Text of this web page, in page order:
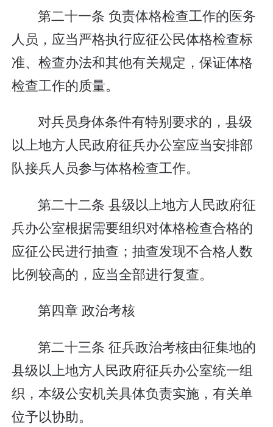
第二十一条 负责体格检查工作的医务
人员，应当严格执行应征公民体格检查标
准、检查办法和其他有关规定，保证体格
检查工作的质量。
对兵员身体条件有特别要求的，县级
以上地方人民政府征兵办公室应当安排部
队接兵人员参与体格检查工作。
第二十二条 县级以上地方人民政府征
兵办公室根据需要组织对体格检查合格的
应征公民进行抽查；抽查发现不合格人数
比例较高的，应当全部进行复查。
第四章 政治考核
第二十三条 征兵政治考核由征集地的
县级以上地方人民政府征兵办公室统一组
织，本级公安机关具体负责实施，有关单
位予以协助。